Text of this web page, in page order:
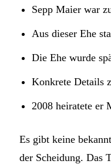
Sepp Maier war
Aus dieser Ehe
Die Ehe wurde
Konkrete Details
2008 heiratete er
Es gibt keine
der Scheidung. Das